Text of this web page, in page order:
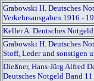
Grabowski H. Deutsches
Verkehrsausgaben 1916 -
Keller A. Deutsches
Grabowski H. Deutsches
Stoff, Leder und sonstigen
Dießner, Hans-Jürg Alfred
Deutsches Notgeld Band 11